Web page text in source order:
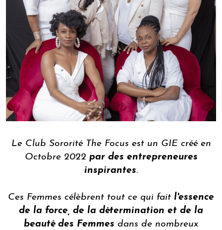
Le Club Sororité The Focus est un GIE créé en
Octobre 2022 par des entrepreneures
inspirantes.
Ces Femmes célèbrent tout ce qui fait l'essence
de la force, de la détermination et de la
beauté des Femmes dans de nombreux